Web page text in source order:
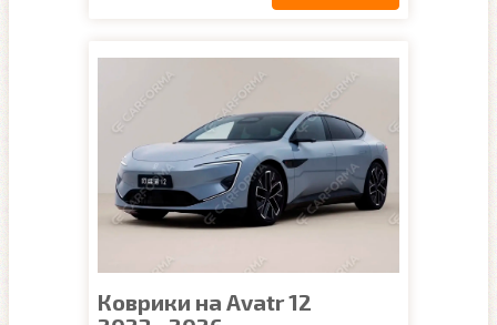
Коврики на Avatr 12